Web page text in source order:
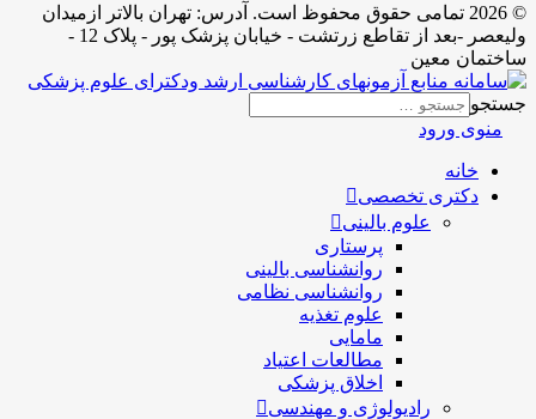
© 2026 تمامی حقوق محفوظ است. آدرس:‌ تهران بالاتر ازمیدان
ولیعصر -بعد از تقاطع زرتشت - خیابان پزشک پور - پلاک 12 -
معین
ورود
خانه
دکتری تخصصی
علوم بالینی
پرستاری
روانشناسی بالینی
روانشناسی نظامی
علوم تغذیه
مامایی
مطالعات اعتیاد
اخلاق پزشکی
رادیولوژی و مهندسی